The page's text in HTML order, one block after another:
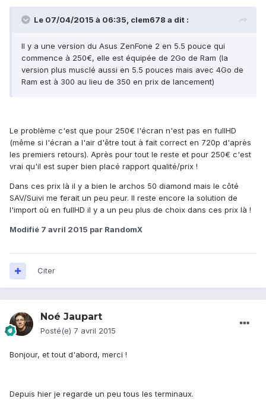
Le 07/04/2015 à 06:35, clem678 a dit :
Il y a une version du Asus ZenFone 2 en 5.5 pouce qui
commence à 250€, elle est équipée de 2Go de Ram (la
version plus musclé aussi en 5.5 pouces mais avec 4Go de
Ram est à 300 au lieu de 350 en prix de lancement)
Le problème c'est que pour 250€ l'écran n'est pas en fullHD
(même si l'écran a l'air d'être tout à fait correct en 720p d'après
les premiers retours). Après pour tout le reste et pour 250€ c'est
vrai qu'il est super bien placé rapport qualité/prix !
Dans ces prix là il y a bien le archos 50 diamond mais le côté
SAV/Suivi me ferait un peu peur. Il reste encore la solution de
l'import où en fullHD il y a un peu plus de choix dans ces prix là !
Modifié 7 avril 2015 par RandomX
Citer
Noé Jaupart
Posté(e) 7 avril 2015
Bonjour, et tout d'abord, merci !
Depuis hier je regarde un peu tous les terminaux.